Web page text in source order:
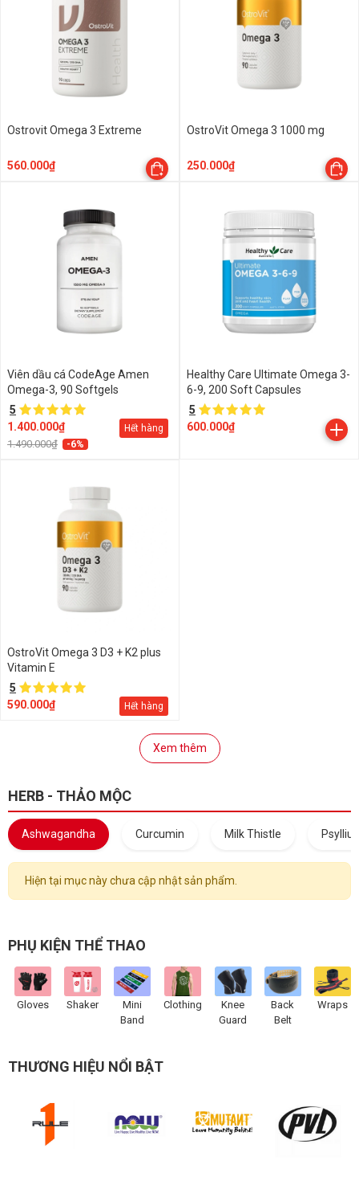
Ostrovit Omega 3 Extreme
560.000₫
OstroVit Omega 3 1000 mg
250.000₫
Viên dầu cá CodeAge Amen
Omega-3, 90 Softgels
5
1.400.000₫
1.490.000₫ -6%
Hết hàng
Healthy Care Ultimate Omega 3-
6-9, 200 Soft Capsules
5
600.000₫
OstroVit Omega 3 D3 + K2 plus
Vitamin E
5
590.000₫
Hết hàng
Xem thêm
HERB - THẢO MỘC
Ashwagandha Curcumin Milk Thistle
Hiện tại mục này chưa cập nhật sản phẩm.
PHỤ KIỆN THỂ THAO
Gloves Shaker
Mini
Band
Clothing
Knee
Guard
Back
Belt
Wraps
THƯƠNG HIỆU NỔI BẬT